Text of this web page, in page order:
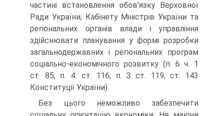
частині встановлення обов'язку Верховної
Ради України, Кабіне­ту Міністрів України та
регіональних органів влади і управління
здійснювати планування у формі розробки
загальнодержавних і регіональних програм
соціально-економічного розвитку (п. 6 ч. 1
ст. 85, п. 4. ст. 116, п. З ст. 119, ст. 143
Конституції України).
Без цього неможливо забезпечити